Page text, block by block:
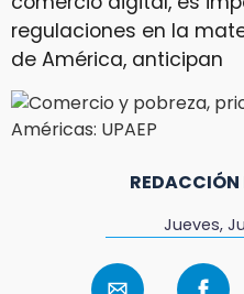
regulaciones en la
de América, anticipan
Jueves,